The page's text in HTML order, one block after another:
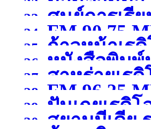
22.
23. ศูนย์การเรี
24. FM 90.75
25. ก้าวหน้าเร
26. หนังสือพิมพ์
27. สาหร่ายเร
28. FM 96.25
29. ปันเกยเรดิโ
30. สยามมีเดีย